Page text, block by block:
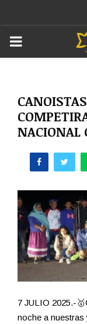
PRIMARY
NACIONAL
7 JULIO 2025.-
noche a